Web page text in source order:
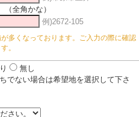
全角かな）
例)2672-105
多くなっております。ご入力の際に確認
。
無し
でない場合は希望地を選択して下さ